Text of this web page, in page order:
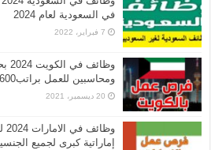
في السعودية لعام 2024
7 فبراير، 2022
ومحاسبين للعمل براتب600 دينار
20 ديسمبر، 2021
إماراتية كبرى لجميع